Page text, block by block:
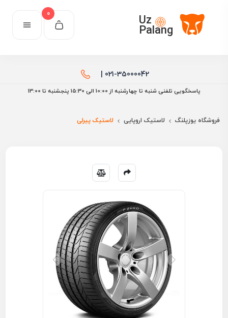
Uz
Palang
0
021-35000042 |
پاسخگویی تلفنی شنبه تا چهارشنبه از 10:00 الی ۱۵:30 پنجشنبه تا 13:00
فروشگاه یوزپلنگ لاستیک اروپایی لاستیک پیرلی